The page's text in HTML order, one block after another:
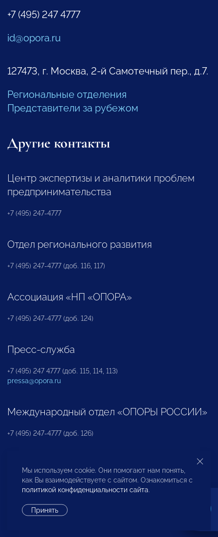
+7 (495) 247 4777
id@opora.ru
127473, г. Москва, 2-й Самотечный пер., д.7.
Региональные отделения
Представители за рубежом
Другие контакты
Центр экспертизы и аналитики проблем
предпринимательства
+7 (495) 247-4777
Отдел регионального развития
+7 (495) 247-4777 (доб. 116, 117)
Ассоциация «НП «ОПОРА»
+7 (495) 247-4777 (доб. 124)
Пресс-служба
+7 (495) 247 4777 (доб. 115, 114, 113)
pressa@opora.ru
Международный отдел «ОПОРЫ РОССИИ»
+7 (495) 247-4777 (доб. 126)
Бюро по защите прав предпринимателей и
инвесторов
Мы используем cookie. Они помогают нам понять,
как Вы взаимодействуете с сайтом. Ознакомиться с
политикой конфиденциальности сайта.
Принять